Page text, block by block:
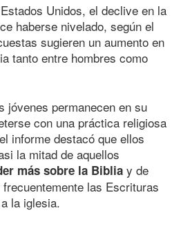
Unidos, el declive en la
haberse nivelado, según el
sugieren un aumento en
tanto entre hombres como
jóvenes permanecen en su
con una práctica religiosa
informe destacó que ellos
la mitad de aquellos
más sobre la Biblia y de
las Escrituras
la iglesia.